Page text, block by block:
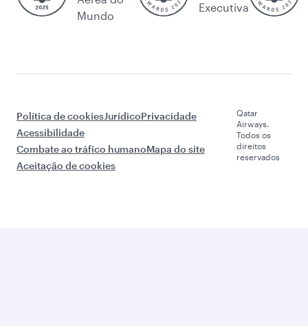
Mundo
Executiva
Política de cookiesJurídicoPrivacidade
Acessibilidade
Combate ao tráfico humanoMapa do site
Aceitação de cookies
Qatar
Airways.
Todos os
direitos
reservados